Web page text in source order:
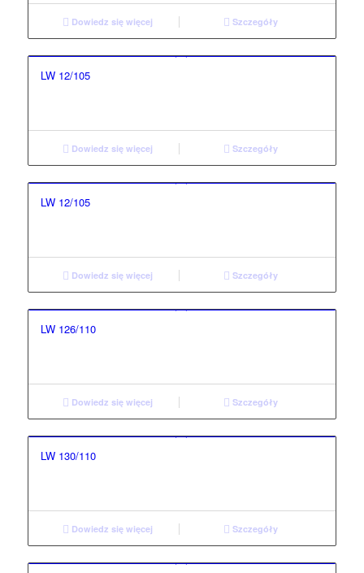
Dowiedz się więcej Szczegóły
LW 12/105
Dowiedz się więcej Szczegóły
LW 12/105
Dowiedz się więcej Szczegóły
LW 126/110
Dowiedz się więcej Szczegóły
LW 130/110
Dowiedz się więcej Szczegóły